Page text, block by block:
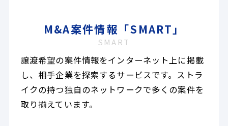
M&A案件情報「SMART」
SMART
譲渡希望の案件情報をインターネット上に掲載
し、相手企業を探索するサービスです。ストラ
イクの持つ独自のネットワークで多くの案件を
取り揃えています。